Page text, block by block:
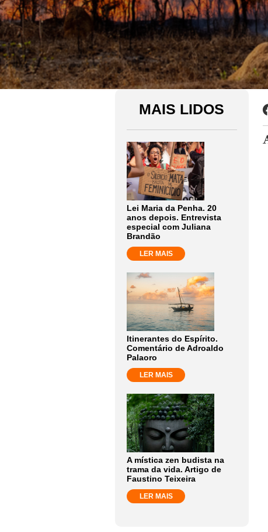
MAIS LIDOS
Lei Maria da Penha. 20
anos depois. Entrevista
especial com Juliana
Brandão
LER MAIS
Itinerantes do Espírito.
Comentário de Adroaldo
Palaoro
LER MAIS
A mística zen budista na
trama da vida. Artigo de
Faustino Teixeira
LER MAIS